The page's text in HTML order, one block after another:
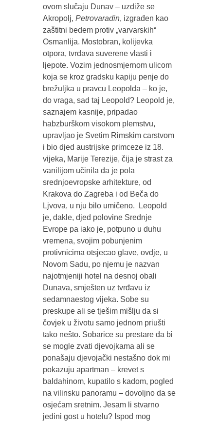
ovom slučaju Dunav – uzdiže se
Akropolj, Petrovaradin, izgrađen kao
zaštitni bedem protiv „varvarskih“
Osmanlija. Mostobran, kolijevka
otpora, tvrđava suverene vlasti i
ljepote. Vozim jednosmjernom ulicom
koja se kroz gradsku kapiju penje do
brežuljka u pravcu Leopolda – ko je,
do vraga, sad taj Leopold? Leopold je,
saznajem kasnije, pripadao
habzburškom visokom plemstvu,
upravljao je Svetim Rimskim carstvom
i bio djed austrijske primceze iz 18.
vijeka, Marije Terezije, čija je strast za
vanilijom učinila da je pola
srednjoevropske arhitekture, od
Krakova do Zagreba i od Beča do
Ljvova, u nju bilo umičeno. Leopold
je, dakle, djed polovine Srednje
Evrope pa iako je, potpuno u duhu
vremena, svojim pobunjenim
protivnicima otsjecao glave, ovdje, u
Novom Sadu, po njemu je nazvan
najotmjeniji hotel na desnoj obali
Dunava, smješten uz tvrđavu iz
sedamnaestog vijeka. Sobe su
preskupe ali se tješim mišlju da si
čovjek u životu samo jednom priušti
tako nešto. Sobarice su prestare da bi
se mogle zvati djevojkama ali se
ponašaju djevojački nestašno dok mi
pokazuju apartman – krevet s
baldahinom, kupatilo s kadom, pogled
na vilinsku panoramu – dovoljno da se
osjećam sretnim. Jesam li stvarno
jedini gost u hotelu? Ispod mog